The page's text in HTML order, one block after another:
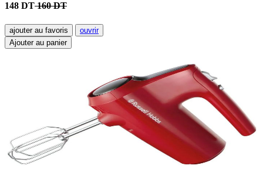
148 DT160 DT
ajouter au favoris
ouvrir
Ajouter au panier